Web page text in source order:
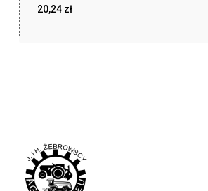
20,24 zł